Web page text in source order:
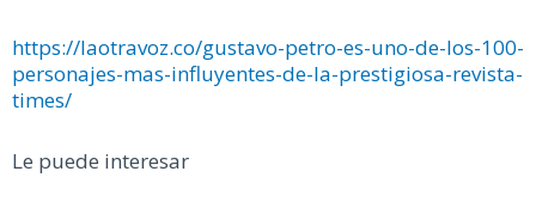
https://laotravoz.co/gustavo-petro-es-uno-de-los-100-
personajes-mas-influyentes-de-la-prestigiosa-revista-
times/
Le puede interesar